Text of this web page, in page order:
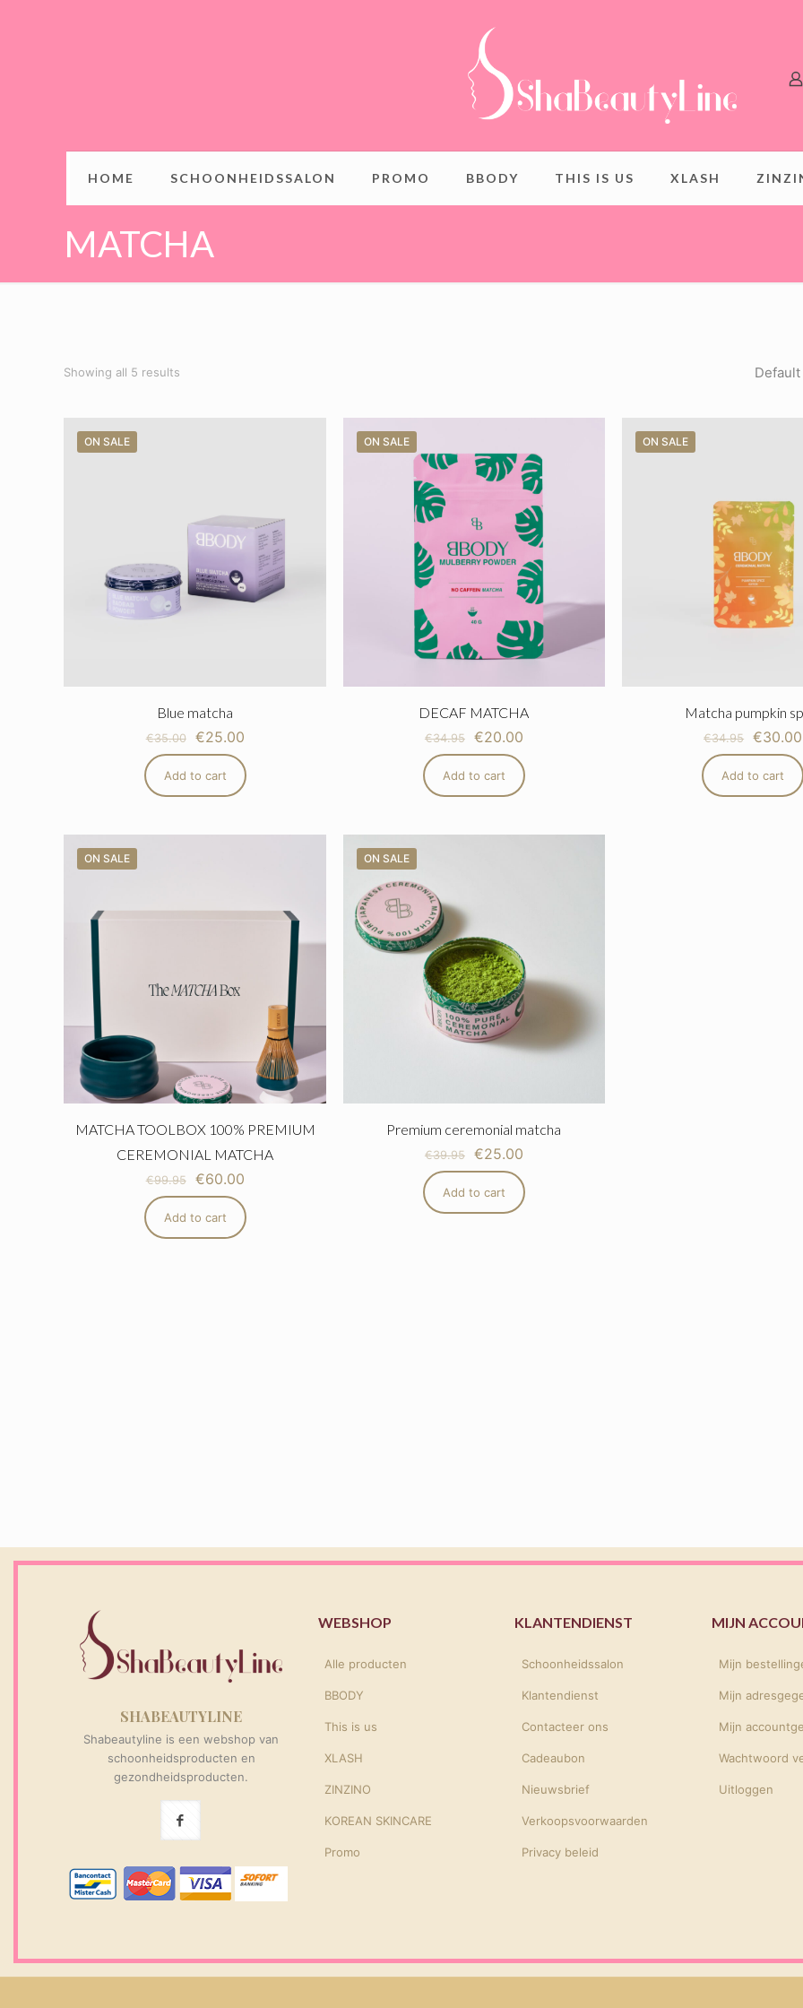
HOME SCHOONHEIDSSALON PROMO BBODY THIS IS US XLASH
MATCHA
Showing all 5 results
ON SALE
Blue matcha
€35.00 €25.00
Add to cart
ON SALE
DECAF MATCHA
€34.95 €20.00
Add to cart
ON SALE
Matcha pumpkin
€34.95 €30.00
Add to cart
ON SALE
MATCHA TOOLBOX 100% PREMIUM
CEREMONIAL MATCHA
€99.95 €60.00
Add to cart
ON SALE
Premium ceremonial matcha
€39.95 €25.00
Add to cart
SHABEAUTYLINE
Shabeautyline is een webshop van
schoonheidsproducten en
gezondheidsproducten.
WEBSHOP
Alle producten
BBODY
This is us
XLASH
ZINZINO
KOREAN SKINCARE
Promo
KLANTENDIENST
Schoonheidssalon
Klantendienst
Contacteer ons
Cadeaubon
Nieuwsbrief
Verkoopsvoorwaarden
Privacy beleid
MIJN
Mijn
Mijn
Mijn
Wachtwoord
Uitloggen